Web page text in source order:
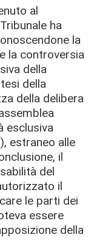
al
ha
la
la controversia
della
della
della delibera
esclusiva
estraneo alle
il
del
il
le parti dei
essere
della